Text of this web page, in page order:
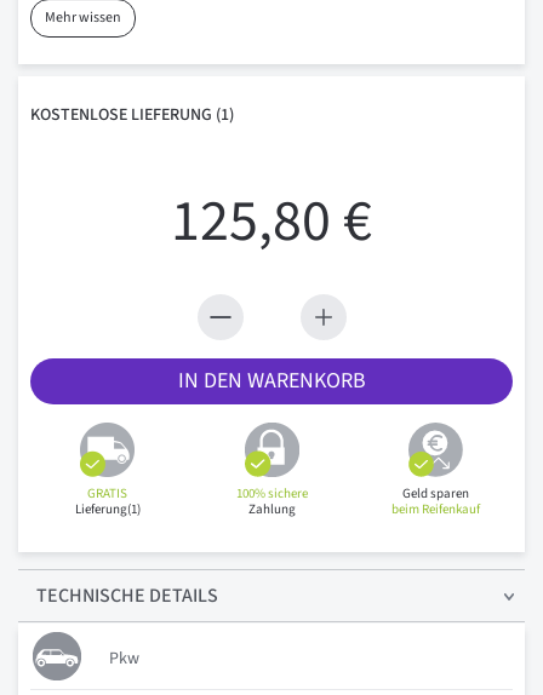
Mehr wissen
KOSTENLOSE LIEFERUNG (1)
125,80 €
IN DEN WARENKORB
GRATIS
Lieferung(1)
100% sichere
Zahlung
Geld sparen
beim Reifenkauf
TECHNISCHE DETAILS
Pkw